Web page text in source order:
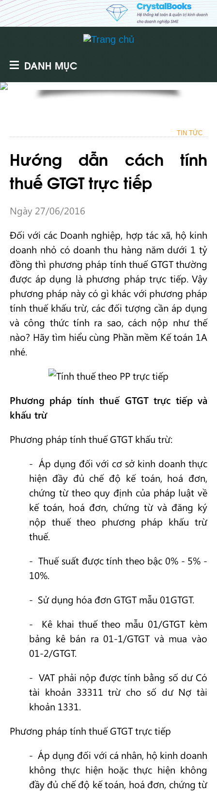
DANH MỤC
TIN TỨC
Hướng dẫn cách tính
thuế GTGT trực tiếp
Ngày 27/06/2016
Đối với các Doanh nghiệp, hợp tác xã, hộ kinh
doanh nhỏ có doanh thu hàng năm dưới 1 tỷ
đồng thì phương pháp tính thuế GTGT thường
được áp dụng là phương pháp trực tiếp. Vậy
phương pháp này có gì khác với phương pháp
tính thuế khấu trừ, các đối tượng cần áp dụng
và công thức tính ra sao, cách nộp như thế
nào? Hãy tìm hiểu cùng Phần mềm Kế toán 1A
nhé.
Phương pháp tính thuế GTGT trực tiếp và
khấu trừ
Phương pháp tính thuế GTGT khấu trừ:
- Áp dụng đối với cơ sở kinh doanh thực
hiện đầy đủ chế độ kế toán, hoá đơn,
chứng từ theo quy định của pháp luật về
kế toán, hoá đơn, chứng từ và đăng ký
nộp thuế theo phương pháp khấu trừ
thuế.
- Thuế suất được tính theo bậc 0% - 5% -
10%.
- Sử dụng hóa đơn GTGT mẫu 01GTGT.
- Kê khai thuế theo mẫu 01/GTGT kèm
bảng kê bán ra 01-1/GTGT và mua vào
01-2/GTGT.
- VAT phải nộp được tính bằng số dư Có
tài khoản 33311 trừ cho số dư Nợ tài
khoản 1331.
Phương pháp tính thuế GTGT trực tiếp
- Áp dụng đối với cá nhân, hộ kinh doanh
không thực hiện hoặc thực hiện không
đầy đủ chế độ kế toán, hoá đơn, chứng từ